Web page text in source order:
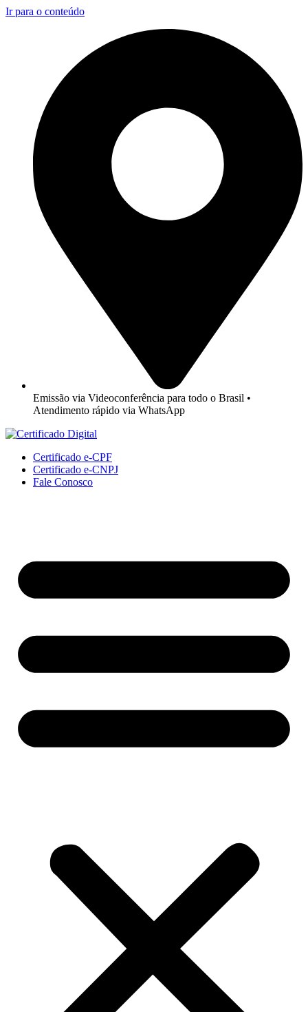
Ir para o conteúdo
Emissão via Videoconferência para todo o Brasil •
Atendimento rápido via WhatsApp
Certificado e-CPF
Certificado e-CNPJ
Fale Conosco